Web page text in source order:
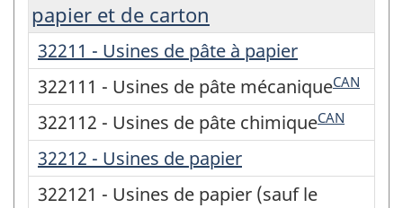
papier et de carton
32211 - Usines de pâte à papier
322111 - Usines de pâte mécaniqueCAN
322112 - Usines de pâte chimiqueCAN
32212 - Usines de papier
322121 - Usines de papier (sauf le